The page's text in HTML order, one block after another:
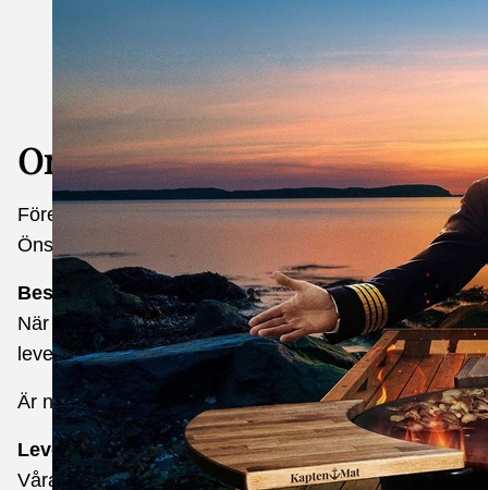
Om Kapten Mat´s
Företaget har sitt säte i Borås. Företagets postadress
Önskar du att komma i kontakt med oss, skicka ett
Beställning
När du slutfört din beställning skickas en
leveransadress.
Är något fel i orderbekräftelsen ska du omedelbart
Leverans
Våra normala leveranstider är 2-5 dagar. OBS!